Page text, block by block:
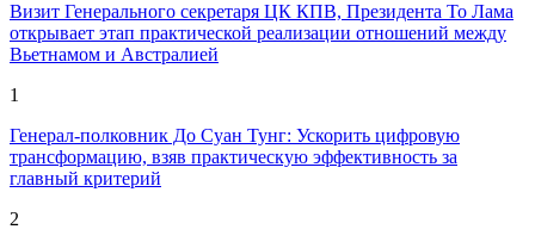
Визит Генерального секретаря ЦК КПВ, Президента То Лама
открывает этап практической реализации отношений между
Вьетнамом и Австралией
1
Генерал-полковник До Суан Тунг: Ускорить цифровую
трансформацию, взяв практическую эффективность за
главный критерий
2